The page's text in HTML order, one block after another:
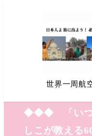
世界一周航
◆◆◆ 「いつ
しこが教える